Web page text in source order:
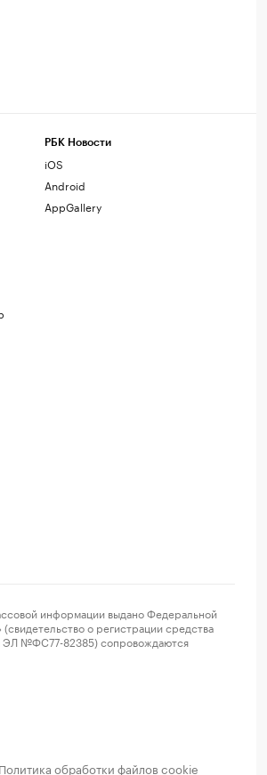
РБК Новости
iOS
Android
AppGallery
информации выдано Федеральной
о регистрации средства
ЭЛ №ФС77-82385) сопровождаются
Политика обработки файлов cookie